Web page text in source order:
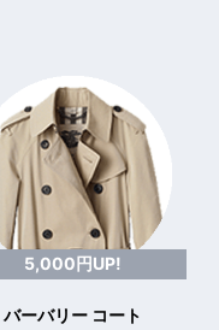
5,000円UP!
バーバリー コート